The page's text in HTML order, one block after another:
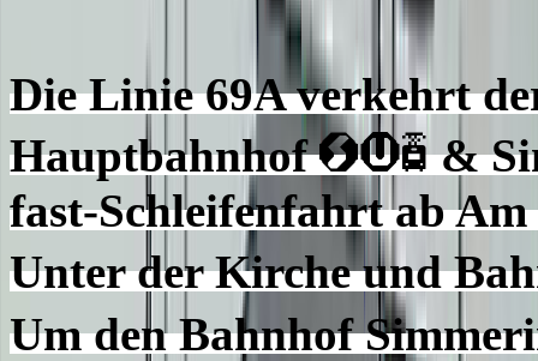
Die Linie 69A verkehrt
Hauptbahnhof<>`&
fast-Schleifenfahrt ab
Unter der Kirche und
Um den Bahnhof